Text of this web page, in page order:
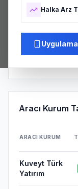
Halka Arz
Analist
Strong Buy
Aracı Kurum
ARACI KURUM
Kuveyt Türk
Yatırım